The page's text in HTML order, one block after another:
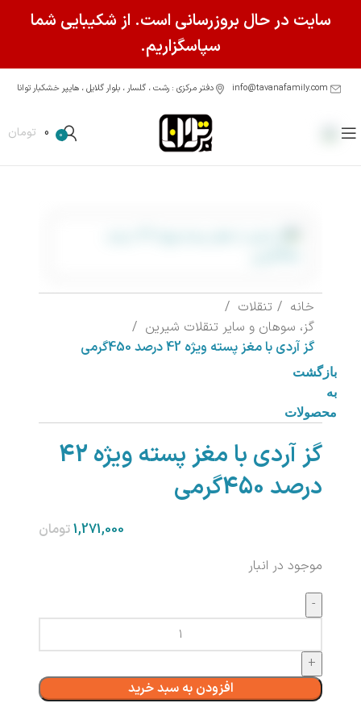
دفتر مرکزی : رشت ، گلسار ، بلوار گلایل ، هایپر خشکبار توانا
0
0 تومان
خانه
تنقلات
گز، سوهان و سایر تنقلات شیرین
گز آردی با مغز پسته ویژه 42 درصد 450گرمی
بازگشت
به
محصولات
گز آردی با مغز پسته ویژه 42
درصد 450گرمی
تومان
موجود در انبار
افزودن به سبد خرید
سایت در حال بروزرسانی است. از شکیبایی شما
سپاسگزاریم.